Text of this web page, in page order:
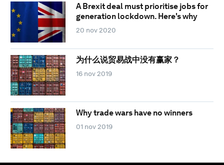
A Brexit deal must prioritise jobs for
generation lockdown. Here's why
20 nov 2020
为什么说贸易战中没有赢家？
16 nov 2019
Why trade wars have no winners
01 nov 2019